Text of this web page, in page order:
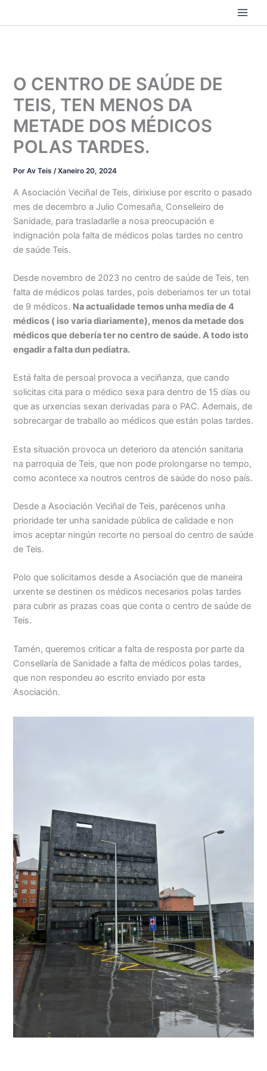
O CENTRO DE SAÚDE DE
TEIS, TEN MENOS DA
METADE DOS MÉDICOS
POLAS TARDES.
PorAv Teis/Xaneiro 20, 2024
A Asociación Veciñal de Teis, dirixiuse por escrito o pasado
mes de decembro a Julio Comesaña, Conselleiro de
Sanidade, para trasladarlle a nosa preocupación e
indignación pola falta de médicos polas tardes no centro
de saúde Teis.
Desde novembro de 2023 no centro de saúde de Teis, ten
falta de médicos polas tardes, pois deberiamos ter un total
de 9 médicos. Na actualidade temos unha media de4
médicos ( iso varia diariamente), menos da metade dos
médicos que debería ter no centro de saúde.A todo isto
engadir a falta dun pediatra.
Está falta de persoal provoca a veciñanza, que cando
solicitas cita para o médico sexa para dentro de 15 días ou
que as urxencias sexan derivadas para o PAC. Ademais, de
sobrecargar de traballo ao médicos que están polas tardes.
Esta situación provoca un deterioro da atención sanitaria
na parroquia de Teis, que non pode prolongarse no tempo,
como acontece xa noutros centros de saúde do noso país.
Desde a Asociación Veciñal de Teis, parécenos unha
prioridade ter unha sanidade pública de calidade e non
imos aceptar ningún recorte no persoal do centro de saúde
de Teis.
Polo que solicitamos desde a Asociación que de maneira
urxente se destinen os médicos necesarios polas tardes
para cubrir as prazas coas que conta o centro de saúde de
Teis.
Tamén, queremos criticar a falta de resposta por parte da
Consellaría de Sanidade a falta de médicos polas tardes,
que non respondeu ao escrito enviado por esta
Asociación.